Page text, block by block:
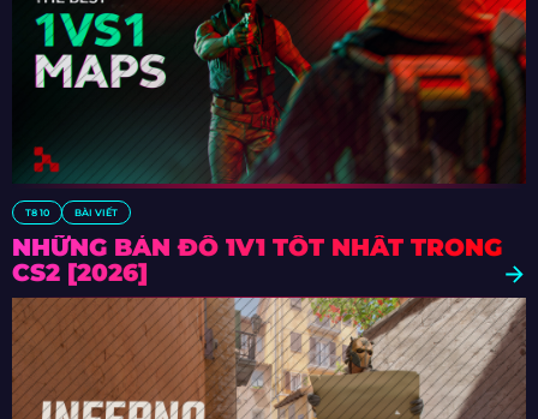
T8 10 BÀI VIẾT
NHỮNG BẢN ĐỒ 1V1 TỐT NHẤT TRONG
CS2 [2026]